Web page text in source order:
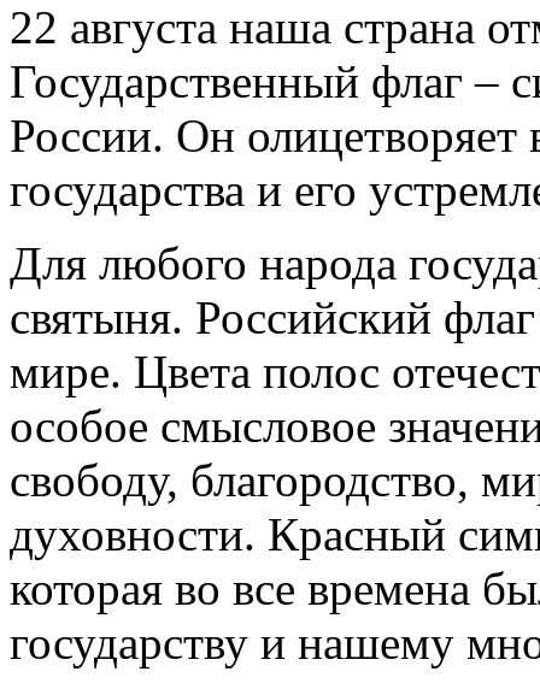
22 августа наша страна
Государственный флаг –
России. Он
государства и его
Для любого народа
святыня. Российский
мире. Цвета полос
особое смысловое
свободу, благородство,
духовности. Красный
которая во все времена
государству и нашему